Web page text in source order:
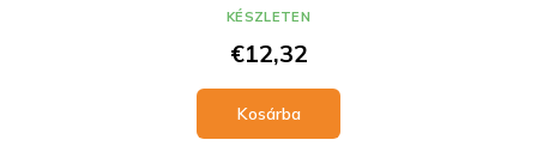
€12,32
Kosárba
KÉSZLETEN